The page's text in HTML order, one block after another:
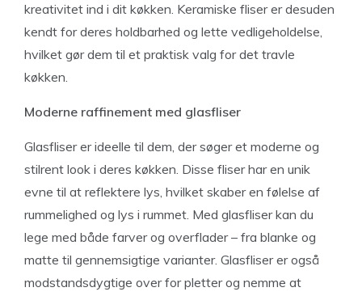
kreativitet ind i dit køkken. Keramiske fliser er desuden
kendt for deres holdbarhed og lette vedligeholdelse,
hvilket gør dem til et praktisk valg for det travle
køkken.
Moderne raffinement med glasfliser
Glasfliser er ideelle til dem, der søger et moderne og
stilrent look i deres køkken. Disse fliser har en unik
evne til at reflektere lys, hvilket skaber en følelse af
rummelighed og lys i rummet. Med glasfliser kan du
lege med både farver og overflader – fra blanke og
matte til gennemsigtige varianter. Glasfliser er også
modstandsdygtige over for pletter og nemme at